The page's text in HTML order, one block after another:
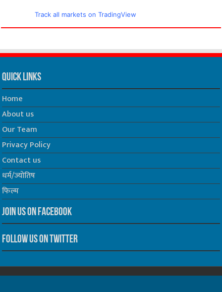
Track all markets on TradingView
Quick Links
Home
About us
Our Team
Privacy Policy
Contact us
धर्म/ज्योतिष
फिल्म
Join us on Facebook
Follow us on Twitter